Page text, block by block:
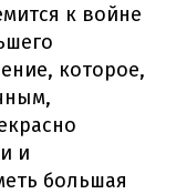
к войне
которое,
и
большая